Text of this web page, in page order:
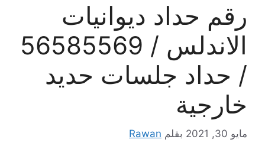
رقم حداد ديوانيات
الاندلس / 56585569
/ حداد جلسات حديد
خارجية
مايو 30, 2021 بقلم Rawan